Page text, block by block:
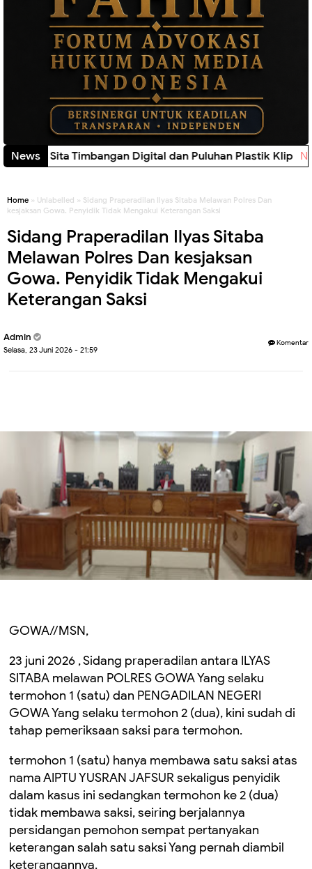
NewsSita Timbangan Digital dan Puluhan Plastik Klip New!
Home » Unlabelled » Sidang Praperadilan Ilyas Sitaba Melawan Polres Dan
kesjaksan Gowa. Penyidik Tidak Mengakui Keterangan Saksi
Sidang Praperadilan Ilyas Sitaba
Melawan Polres Dan kesjaksan
Gowa. Penyidik Tidak Mengakui
Keterangan Saksi
Admin
Selasa, 23 Juni 2026 - 21:59
Komentar
GOWA//MSN,
23 juni 2026 , Sidang praperadilan antara ILYAS
SITABA melawan POLRES GOWA Yang selaku
termohon 1 (satu) dan PENGADILAN NEGERI
GOWA Yang selaku termohon 2 (dua), kini sudah di
tahap pemeriksaan saksi para termohon.
termohon 1 (satu) hanya membawa satu saksi atas
nama AIPTU YUSRAN JAFSUR sekaligus penyidik
dalam kasus ini sedangkan termohon ke 2 (dua)
tidak membawa saksi, seiring berjalannya
persidangan pemohon sempat pertanyakan
keterangan salah satu saksi Yang pernah diambil
keterangannya.